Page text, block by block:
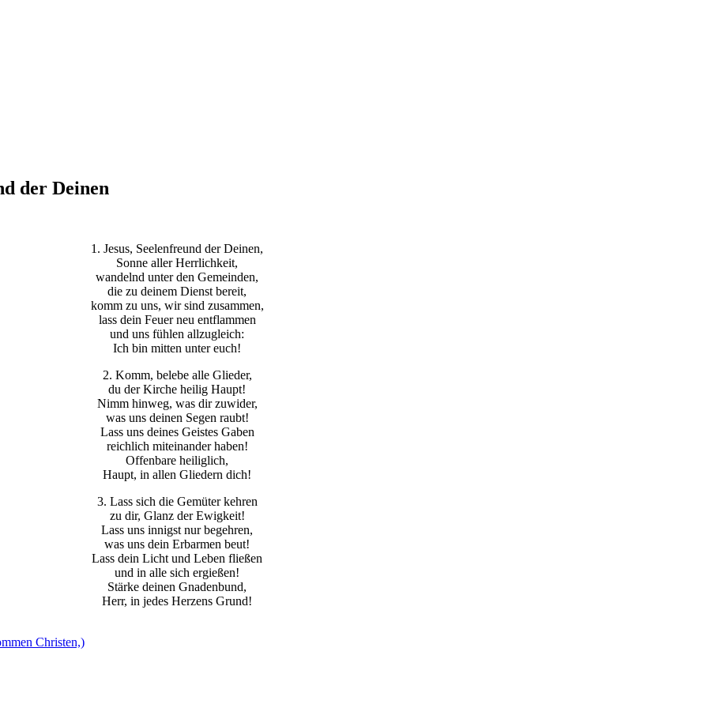
der Deinen
1. Jesus, Seelenfreund der Deinen,
Sonne aller Herrlichkeit,
wandelnd unter den Gemeinden,
die zu deinem Dienst bereit,
komm zu uns, wir sind zusammen,
lass dein Feuer neu entflammen
und uns fühlen allzugleich:
Ich bin mitten unter euch!
2. Komm, belebe alle Glieder,
du der Kirche heilig Haupt!
Nimm hinweg, was dir zuwider,
was uns deinen Segen raubt!
Lass uns deines Geistes Gaben
reichlich miteinander haben!
Offenbare heiliglich,
Haupt, in allen Gliedern dich!
3. Lass sich die Gemüter kehren
zu dir, Glanz der Ewigkeit!
Lass uns innigst nur begehren,
was uns dein Erbarmen beut!
Lass dein Licht und Leben fließen
und in alle sich ergießen!
Stärke deinen Gnadenbund,
Herr, in jedes Herzens Grund!
Christen,)